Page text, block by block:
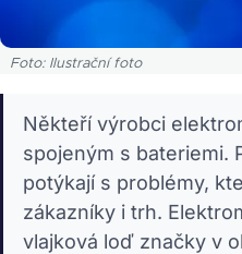
Foto: Ilustrační foto
Někteří výrobci
spojeným s bateriemi.
potýkají s problémy,
zákazníky i trh.
vlajková loď značky v